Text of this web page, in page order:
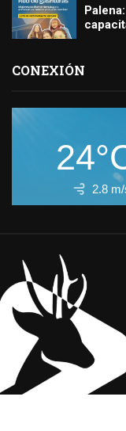
CONEXIÓN
2.8